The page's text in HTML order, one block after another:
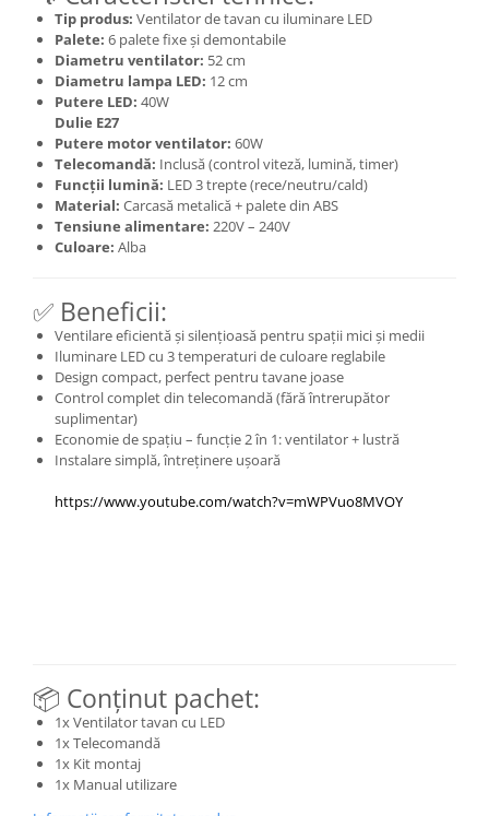
Tip produs: Ventilator de tavan cu iluminare LED
Palete: 6 palete fixe și demontabile
Diametru ventilator: 52 cm
Diametru lampa LED: 12 cm
Putere LED: 40W
Dulie E27
Putere motor ventilator: 60W
Telecomandă: Inclusă (control viteză, lumină, timer)
Funcții lumină: LED 3 trepte (rece/neutru/cald)
Material: Carcasă metalică + palete din ABS
Tensiune alimentare: 220V – 240V
Culoare: Alba
✅ Beneficii:
Ventilare eficientă și silențioasă pentru spații mici și medii
Iluminare LED cu 3 temperaturi de culoare reglabile
Design compact, perfect pentru tavane joase
Control complet din telecomandă (fără întrerupător
suplimentar)
Economie de spațiu – funcție 2 în 1: ventilator + lustră
Instalare simplă, întreținere ușoară
https://www.youtube.com/watch?v=mWPVuo8MVOY
📦 Conținut pachet:
1x Ventilator tavan cu LED
1x Telecomandă
1x Kit montaj
1x Manual utilizare